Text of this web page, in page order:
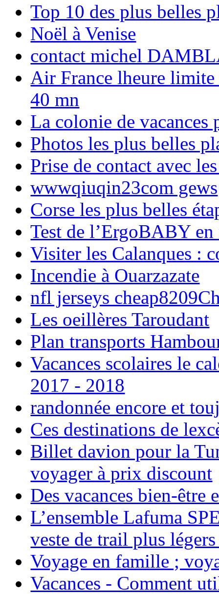
Top 10 des plus belles
Noël à Venise
contact michel
Air France lheure limite
40 mn
La colonie de vacances
Photos les plus belles
Prise de contact avec
wwwqiuqin23com gews
Corse les plus belles
Test de l’ErgoBABY en
Visiter les Calanques :
Incendie à Ouarzazate
nfl jerseys
Les oeillères Taroudant
Plan transports
Vacances scolaires le
2017 - 2018
randonnée encore et
Ces destinations de
Billet davion pour la
voyager à prix discount
Des vacances bien-être
L’ensemble Lafuma
veste de trail plus
Voyage en famille ;
Vacances - Comment